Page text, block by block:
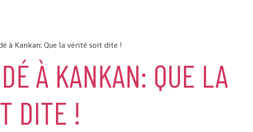
à Kankan: Que la vérité soit dite !
À KANKAN: QUE LA
DITE !